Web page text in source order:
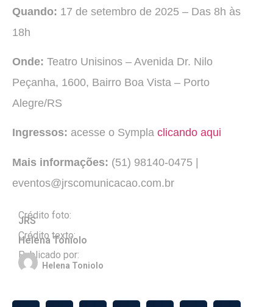
Quando: 17 de setembro de 2025 – Das 8h às
18h
Onde: Teatro Unisinos – Avenida Dr. Nilo
Peçanha, 1600, Bairro Boa Vista – Porto
Alegre/RS
Ingressos: acesse o Sympla clicando aqui
Mais informações: (51) 98140-0475 |
eventos@jrscomunicacao.com.br
Crédito foto:
JRS
Crédito texto:
Helena Toniolo
Publicado por:
Helena Toniolo